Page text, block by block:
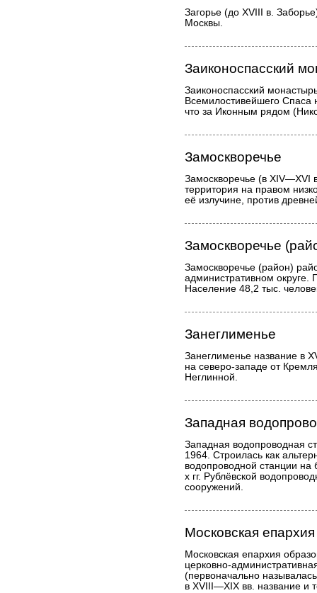
Загорье (до XVIII в.
Москвы.
Заиконоспасский
Заиконоспасский
Всемилостивейшего Спаса
что за Иконным рядом
Замоскворечье
Замоскворечье (в XIV—XVI
территория на правом
её излучине, против
Замоскворечье
Замоскворечье (район)
административном округе.
Население 48,2 тыс.
Занеглименье
Занеглименье название в
на северо-западе от
Неглинной.
Западная
Западная водопроводная
1964. Строилась как
водопроводной станции
х гг. Рублёвской
сооружений.
Московская епархия
Московская епархия
церковно-
(первоначально
в XVIII—XIX вв. название и